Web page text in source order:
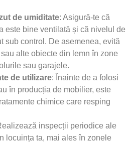
de umiditate: Asigură-te că
este bine ventilată și că nivelul de
sub control. De asemenea, evită
alte obiecte din lemn în zone
sau garajele.
de utilizare: Înainte de a folosi
în producția de mobilier, este
chimice care resping
inspecții periodice ale
locuința ta, mai ales în zonele